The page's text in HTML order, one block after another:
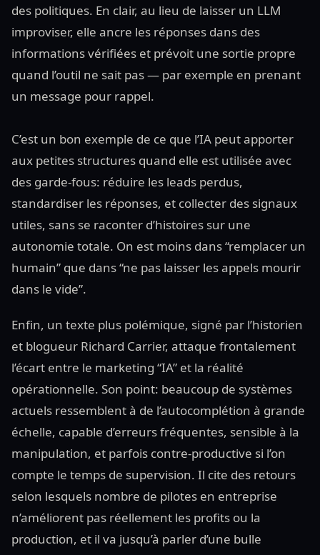
des politiques. En clair, au lieu de laisser un LLM
improviser, elle ancre les réponses dans des
informations vérifiées et prévoit une sortie propre
quand l’outil ne sait pas — par exemple en prenant
un message pour rappel.
C’est un bon exemple de ce que l’IA peut apporter
aux petites structures quand elle est utilisée avec
des garde-fous: réduire les leads perdus,
standardiser les réponses, et collecter des signaux
utiles, sans se raconter d’histoires sur une
autonomie totale. On est moins dans “remplacer un
humain” que dans “ne pas laisser les appels mourir
dans le vide”.
Enfin, un texte plus polémique, signé par l’historien
et blogueur Richard Carrier, attaque frontalement
l’écart entre le marketing “IA” et la réalité
opérationnelle. Son point: beaucoup de systèmes
actuels ressemblent à de l’autocomplétion à grande
échelle, capable d’erreurs fréquentes, sensible à la
manipulation, et parfois contre-productive si l’on
compte le temps de supervision. Il cite des retours
selon lesquels nombre de pilotes en entreprise
n’améliorent pas réellement les profits ou la
production, et il va jusqu’à parler d’une bulle